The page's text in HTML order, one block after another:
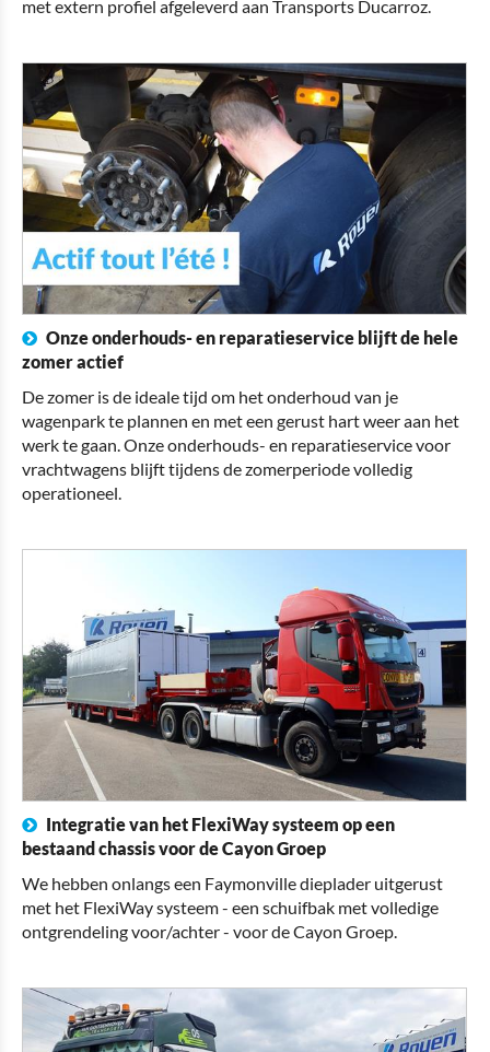
met extern profiel afgeleverd aan Transports Ducarroz.
Onze onderhouds- en reparatieservice blijft de hele
zomer actief
De zomer is de ideale tijd om het onderhoud van je
wagenpark te plannen en met een gerust hart weer aan het
werk te gaan. Onze onderhouds- en reparatieservice voor
vrachtwagens blijft tijdens de zomerperiode volledig
operationeel.
Integratie van het FlexiWay systeem op een
bestaand chassis voor de Cayon Groep
We hebben onlangs een Faymonville dieplader uitgerust
met het FlexiWay systeem - een schuifbak met volledige
ontgrendeling voor/achter - voor de Cayon Groep.